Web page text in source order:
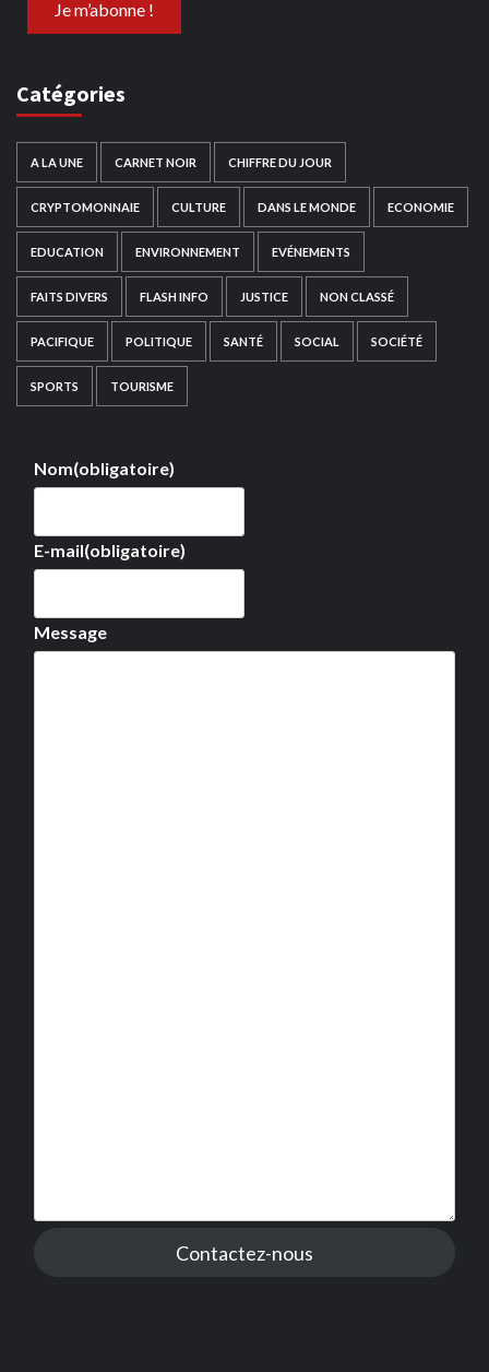
Catégories
A LA UNE CARNET NOIR CHIFFRE DU JOUR
CRYPTOMONNAIE CULTURE DANS LE MONDE ECONOMIE
EDUCATION ENVIRONNEMENT EVÉNEMENTS
FAITS DIVERS FLASH INFO JUSTICE NON CLASSÉ
PACIFIQUE POLITIQUE SANTÉ SOCIAL SOCIÉTÉ
SPORTS TOURISME
Nom(obligatoire)
E-mail(obligatoire)
Message
Contactez-nous